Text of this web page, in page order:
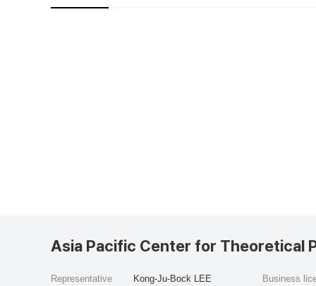
Asia Pacific Center for Theoretical
Representative Kong-Ju-Bock LEE Business